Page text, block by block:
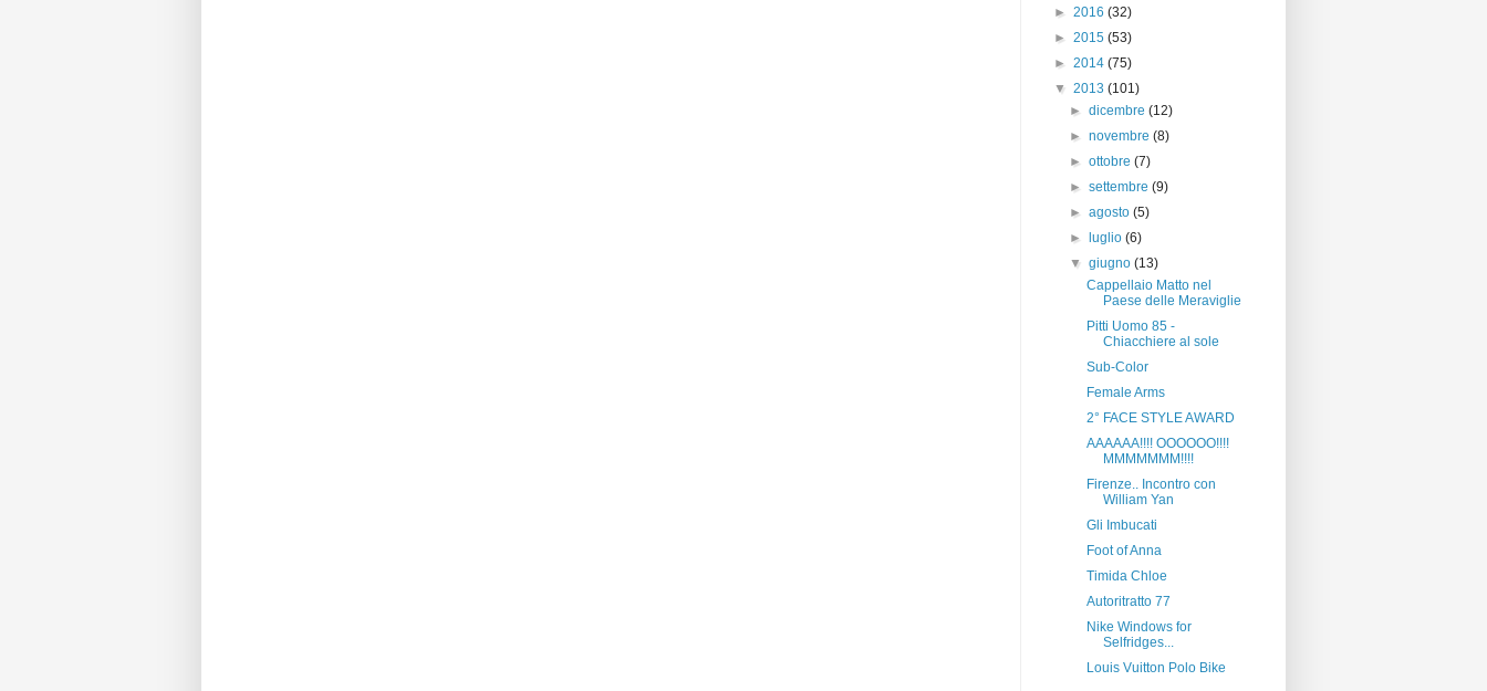
► 2016 (32)
► 2015 (53)
► 2014 (75)
▼ 2013 (101)
►dicembre(12)
►novembre(8)
►ottobre(7)
►settembre(9)
►agosto(5)
►
luglio(6)
▼giugno(13)
Cappellaio Matto nel
Paese delle Meraviglie
Pitti Uomo 85 -
Chiacchiere al sole
Sub-Color
Female Arms
2° FACE STYLE AWARD
AAAAAA!!!! OOOOOO!!!!
MMMMMMM!!!!
Firenze.. Incontro con
William Yan
Gli Imbucati
Foot of Anna
Timida Chloe
Autoritratto 77
Nike Windows for
Selfridges...
Louis Vuitton Polo Bike